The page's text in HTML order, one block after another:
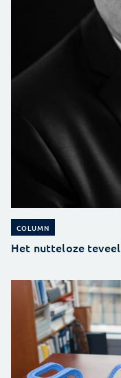
COLUMN
Het nutteloze teveel